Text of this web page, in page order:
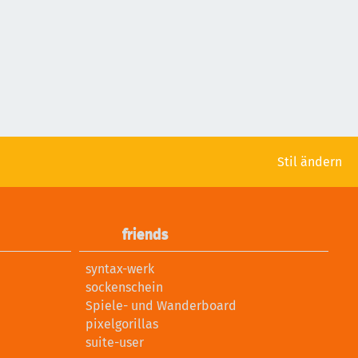
Stil ändern
friends
syntax-werk
sockenschein
Spiele- und Wanderboard
pixelgorillas
suite-user